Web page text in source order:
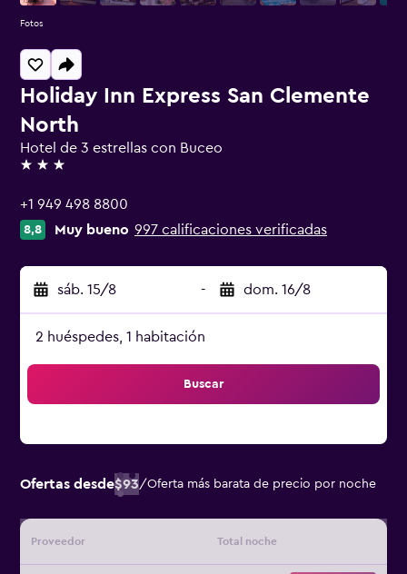
Holiday Inn Express San Clemente
North
Hotel de 3 estrellas con Buceo
3 estrellas
+1 949 498 8800
8,8 Muy bueno 997 calificaciones verificadas
sáb. 15/8 - dom. 16/8
2 huéspedes, 1 habitación
Buscar
Ofertas desde$93/Oferta más barata de precio por noche
Proveedor Total noche
Fotos